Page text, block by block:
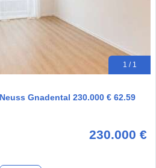
1 / 1
Gnadental 230.000 € 62.59
230.000 €